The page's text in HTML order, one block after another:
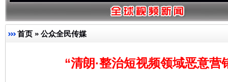
首页 » 公众全民传媒
“清朗·整治短视频领域恶意